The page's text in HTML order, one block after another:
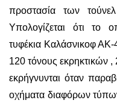
προστασία των
Υπολογίζεται ότι το
τυφέκια Καλάσνικοφ
120 τόνους εκρηκτικών
εκρήγνυνται όταν
οχήματα διαφόρων